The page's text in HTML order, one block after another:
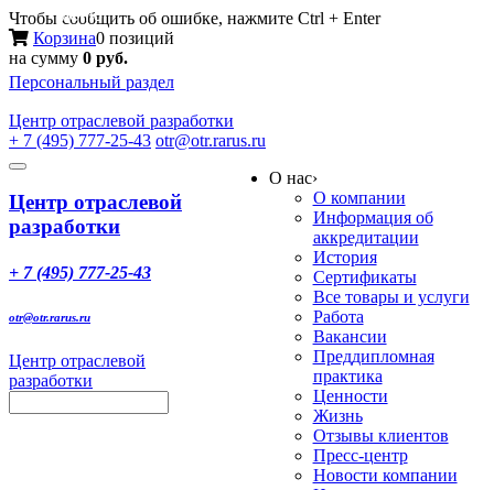
Чтобы сообщить об ошибке, нажмите Ctrl + Enter
Корзина0 позиций
на сумму 0 руб.
Персональный раздел
Центр отраслевой разработки
+ 7 (495) 777-25-43 otr@otr.rarus.ru
Toggle
Меню
Центр отраслевой
разработки
+ 7 (495) 777-25-43
otr@otr.rarus.ru
Центр отраслевой
разработки
О нас›
О компании
Информация об
аккредитации
История
Сертификаты
Все товары и услуги
Работа
Вакансии
Преддипломная
практика
Ценности
Жизнь
Отзывы клиентов
Пресс-центр
Новости компании